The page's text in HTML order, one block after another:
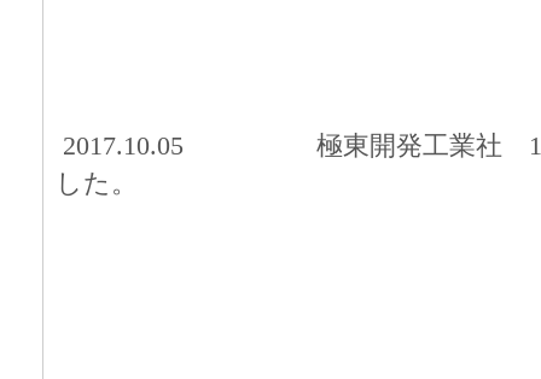
2017.10.05 極東開発工業社
した。